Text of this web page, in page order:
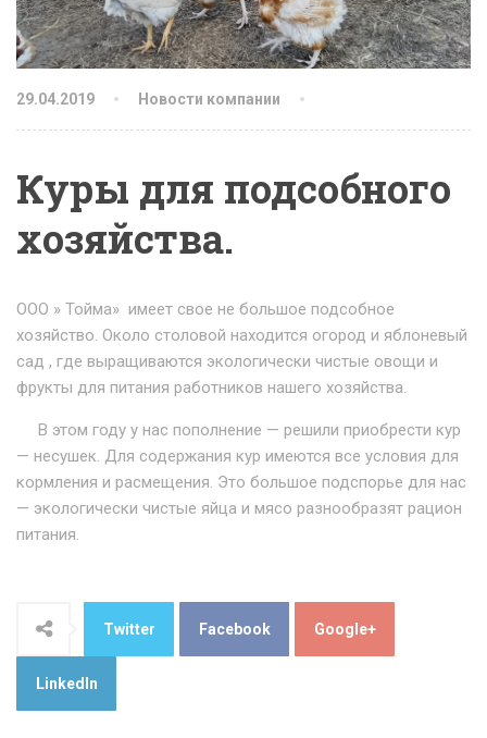
29.04.2019 Новости компании
Куры для подсобного
хозяйства.
ООО » Тойма» имеет свое не большое подсобное
хозяйство. Около столовой находится огород и яблоневый
сад , где выращиваются экологически чистые овощи и
фрукты для питания работников нашего хозяйства.
В этом году у нас пополнение — решили приобрести кур
— несушек. Для содержания кур имеются все условия для
кормления и расмещения. Это большое подспорье для нас
— экологически чистые яйца и мясо разнообразят рацион
питания.
Twitter Facebook Google+
LinkedIn